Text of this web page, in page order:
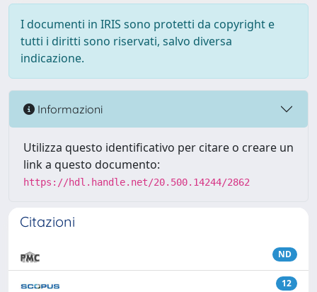
I documenti in IRIS sono protetti da copyright e
tutti i diritti sono riservati, salvo diversa
indicazione.
Informazioni
Utilizza questo identificativo per citare o creare un
link a questo documento:
https://hdl.handle.net/20.500.14244/2862
Citazioni
ND
12